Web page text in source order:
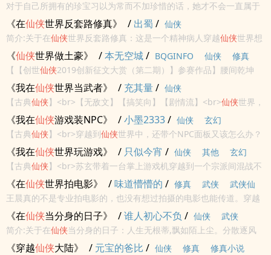
光问情缘。 ...
仙侠
对于自己所拥有的珍宝习以为常而不加珍惜的话，她才不会一直属于
你呢。? 崔野来几乎遇到的每个男子嘴上都说爱她宠她，但他们的身
体却永远诚实的追求着对自己而言更加重要的东西。于是她说：滚吧
狗男人。?...
《在仙侠世界反套路修真》 / 出蜀 / 仙侠
简介:关于在仙侠世界反套路修真：这是一个精神病人穿越仙侠世界想
做大魔头却被道德绑架的悲伤故事。这位肤白貌美的仙子，请你相信
我，我偷窥你洗澡绝对是为了拯救这个世界。
《仙侠世界做土豪》 /本无空城/ BQGINFO 仙侠
修真
历史
武侠
【【创世仙侠2019创新征文大赏（第二期）】参赛作品】腰间乾坤
袋，畅游仙侠来。 不求功与名，但求美人爱。世间纷争乱，与我乐无
关。无心成大者，江湖却难安。<br>本站提示：各位书友要是觉得...
《我在仙侠世界当武者》 / 充其量/ 仙侠
【古典仙侠】<br>【无敌文】【搞笑向】【剧情流】<br>仙侠世界，
凡人命如蝼蚁。仅学了基础内功和剑法的凡人武者方显，只想苟全性
命于乱世，还是卷进了修士与妖魔的纷争，却发现……<br>原来一个
能打的都没有！<br>
《我在仙侠游戏装NPC》 /小墨2333/ 仙侠
玄幻
【古典仙侠】<br>穿越到仙侠世界中，还带个NPC面板又该怎么办？
<br>仙宠，师徒，姻缘，技能，背包……<br>玩家降临，任务发布，
意外获得天命职业……<br>天命剧情，江山权谋，所谓善恶，...
《我在仙侠世界玩游戏》 / 只似今宵 / 仙侠 其他
玄幻
【古典仙侠】<br>苏玄带着一台掌上游戏机穿越到一个宗派间混战不
休的仙侠世界，修为、功法、炼丹……现实能让他提升修为的手段全部
失效，好在玩游戏一样可以做到这一切。<br>本书标签：【游戏修
仙】...
《在仙侠世界拍电影》 /味道懵懵的 / 修真 武侠
武侠仙
侠
王晨真的不是专业拍电影的，也没有想过拍摄的电影也能传道。穿越
到了仙侠世界，只是想着修炼之余有点爱好而已，一不小心居然成为
了仙侠大电影？王晨用电影传道，用电影传递遥远时代的变迁，用电
影诉说着古老...
《在仙侠当分身的日子》 /谁人初心不负 / 仙侠
武侠
简介:关于在仙侠当分身的日子：人生无根蒂,飘如陌上尘。分散逐风
转,此已非常身。梦里不知身是客，半缘修道半缘君。
《穿越仙侠大陆》 / 元宝的爸比 / 仙侠 修真
修真小说